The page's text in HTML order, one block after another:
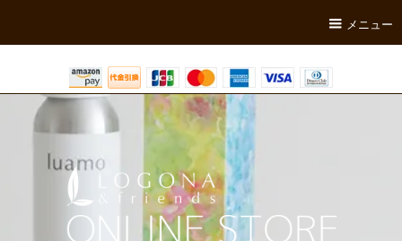
メニュー